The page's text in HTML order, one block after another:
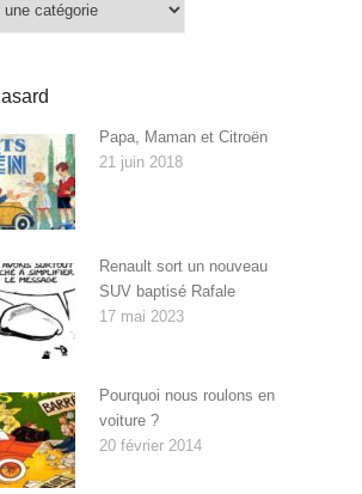
Papa, Maman et Citroën
21 juin 2018
Renault sort un nouveau
SUV baptisé Rafale
17 mai 2023
Pourquoi nous roulons en
voiture ?
20 février 2014